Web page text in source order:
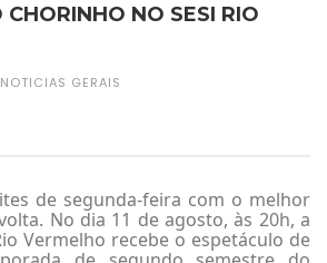
CHORINHO NO SESI RIO
NOTICIAS GERAIS
de segunda-feira com o melhor
No dia 11 de agosto, às 20h, a
Vermelho recebe o espetáculo de